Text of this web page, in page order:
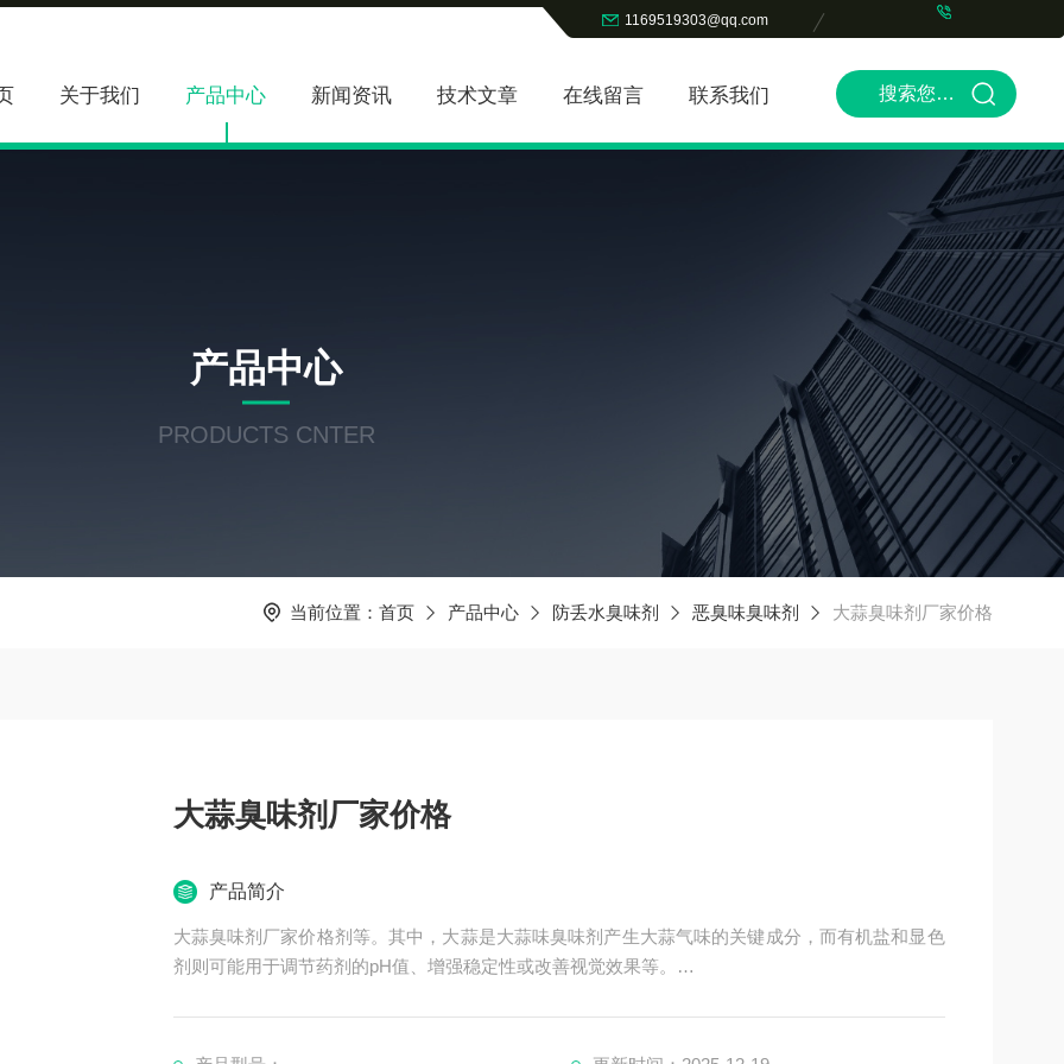
1169519303@qq.com
关于我们 产品中心 新闻资讯 技术文章 在线留言 联系我们
产品中心
PRODUCTS CNTER
当前位置： 首页 产品中心 防丢水臭味剂 恶臭味臭味剂 大蒜臭味剂厂家价格
大蒜臭味剂厂家价格
产品简介
大蒜臭味剂厂家价格剂等。其中，大蒜是大蒜味臭味剂产生大蒜气味的关键成分，而有机盐和显色
剂则可能用于调节药剂的pH值、增强稳定性或改善视觉效果等。